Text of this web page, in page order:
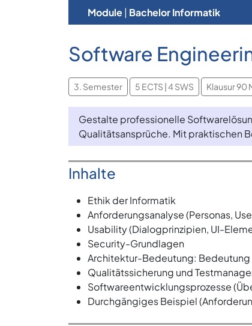
Module| Bachelor Informatik
Software
3. Semester 5 ECTS | 4 SWS Klausur 90
Gestalte professionelle
Qualitätsansprüche. Mit praktischen
Inhalte
Ethik der Informatik
Anforderungsanalyse (Personas,
Usability (Dialogprinzipien, UI-
Security-Grundlagen
Architektur-Bedeutung:
Qualitätssicherung und
Softwareentwicklungsprozesse
Durchgängiges Beispiel